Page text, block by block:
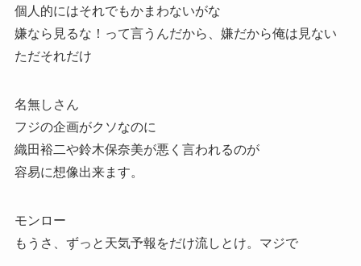
個人的にはそれでもかまわないがな
嫌なら見るな！って言うんだから、嫌だから俺は見ない
ただそれだけ
名無しさん
フジの企画がクソなのに
織田裕二や鈴木保奈美が悪く言われるのが
容易に想像出来ます。
モンロー
もうさ、ずっと天気予報をだけ流しとけ。マジで